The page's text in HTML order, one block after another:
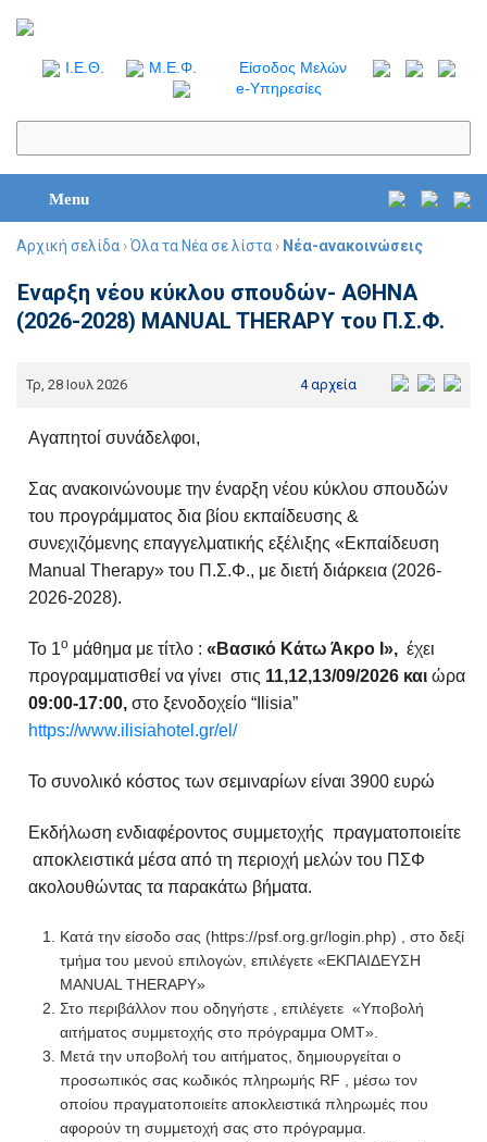
I.Ε.Θ. Μ.Ε.Φ.
Είσοδος Μελών
e-Υπηρεσίες
Menu
Αρχική σελίδα ›Όλα τα Νέα σε λίστα › Νέα-ανακοινώσεις
Έναρξη νέου κύκλου σπουδών- ΑΘΗΝΑ
(2026-2028) MANUAL THERAPY του Π.Σ.Φ.
Τρ, 28 Ιουλ 2026 4 αρχεία
Αγαπητοί συνάδελφοι,
Σας ανακοινώνουμε την έναρξη νέου κύκλου σπουδών
του προγράμματος δια βίου εκπαίδευσης &
συνεχιζόμενης επαγγελματικής εξέλιξης «Εκπαίδευση
Manual Therapy» του Π.Σ.Φ., με διετή διάρκεια (2026-
2026-2028).
Το 1ομάθημα με τίτλο : «Βασικό Κάτω Άκρο Ι»,έχει
προγραμματισθεί να γίνει στις 11,12,13/09/2026 καιώρα
09:00-17:00,στο ξενοδοχείο “Ilisia”
https://www.ilisiahotel.gr/el/
Το συνολικό κόστος των σεμιναρίων είναι 3900 ευρώ
Εκδήλωση ενδιαφέροντος συμμετοχής πραγματοποιείτε
αποκλειστικά μέσα από τη περιοχή μελών του ΠΣΦ
ακολουθώντας τα παρακάτω βήματα.
Κατά την είσοδο σας (https://psf.org.gr/login.php) , στο δεξί
τμήμα του μενού επιλογών, επιλέγετε «ΕΚΠΑΙΔΕΥΣΗ
MANUAL THERAPY»
Στο περιβάλλον που οδηγήστε , επιλέγετε «Υποβολή
αιτήματος συμμετοχής στο πρόγραμμα OMT».
Μετά την υποβολή του αιτήματος, δημιουργείται ο
προσωπικός σας κωδικός πληρωμής RF , μέσω τον
οποίου πραγματοποιείτε αποκλειστικά πληρωμές που
αφορούν τη συμμετοχή σας στο πρόγραμμα.